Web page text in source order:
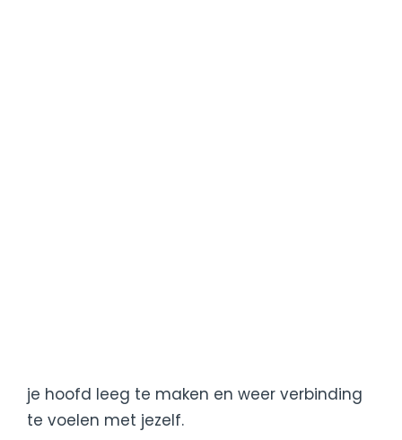
je hoofd leeg te maken en weer verbinding
te voelen met jezelf.